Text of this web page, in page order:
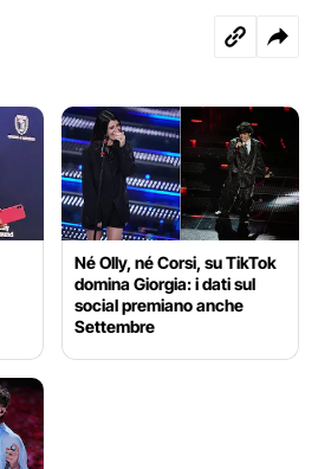
Né Olly, né Corsi, su TikTok
domina Giorgia: i dati sul
social premiano anche
Settembre